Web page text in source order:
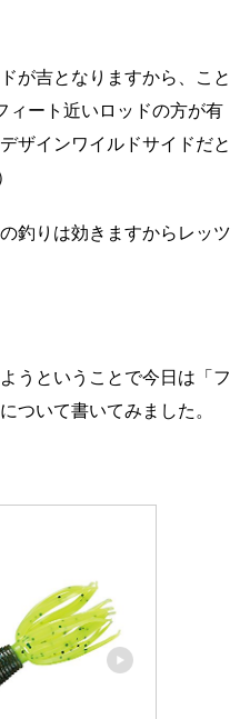
が吉となりますから、こと
ィート近いロッドの方が有
ザインワイルドサイドだと
釣りは効きますからレッツ
うということで今日は「フ
ついて書いてみました。